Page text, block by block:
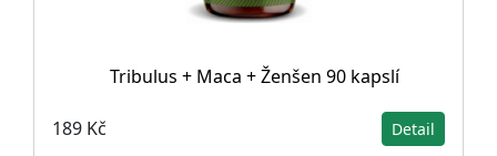
Tribulus + Maca + Ženšen 90 kapslí
189 Kč Detail